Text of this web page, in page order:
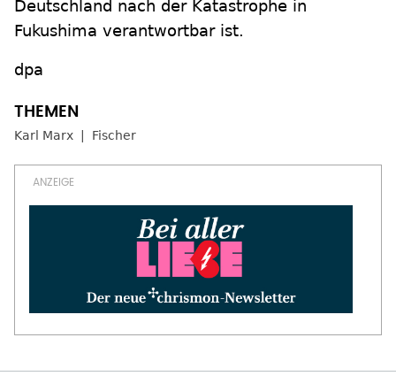
Deutschland nach der Katastrophe in
Fukushima verantwortbar ist.
dpa
Karl Marx Fischer